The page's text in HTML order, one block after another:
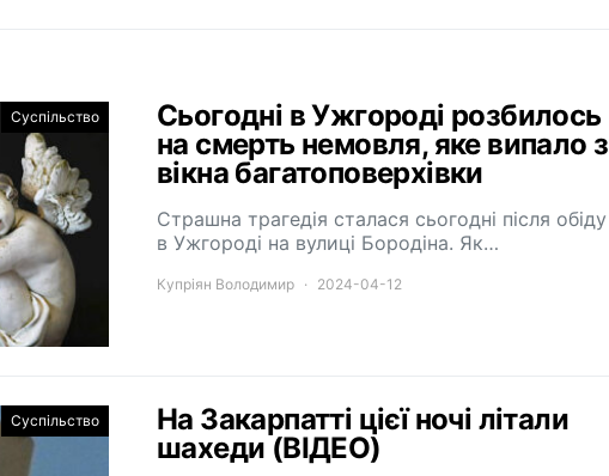
Суспільство
Сьогодні в Ужгороді розбилось
на смерть немовля, яке випало з
вікна багатоповерхівки
Страшна трагедія сталася сьогодні після обіду
в Ужгороді на вулиці Бородіна. Як…
Купріян Володимир 2024-04-12
Суспільство
На Закарпатті цієї ночі літали
шахеди (ВІДЕО)